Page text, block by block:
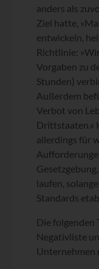
anders als
Ziel hatte,
entwickeln,
Richtlinie:
Vorgaben zu
Stunden)
Außerdem
Verbot von
Drittstaaten.«
allerdings für
laufen,
Standards
Die folgenden
Negativliste
Unternehmen